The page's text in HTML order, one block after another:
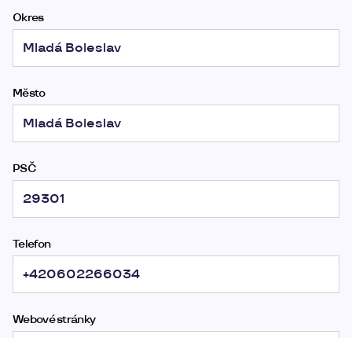
Okres
Město
PSČ
Telefon
Webové stránky